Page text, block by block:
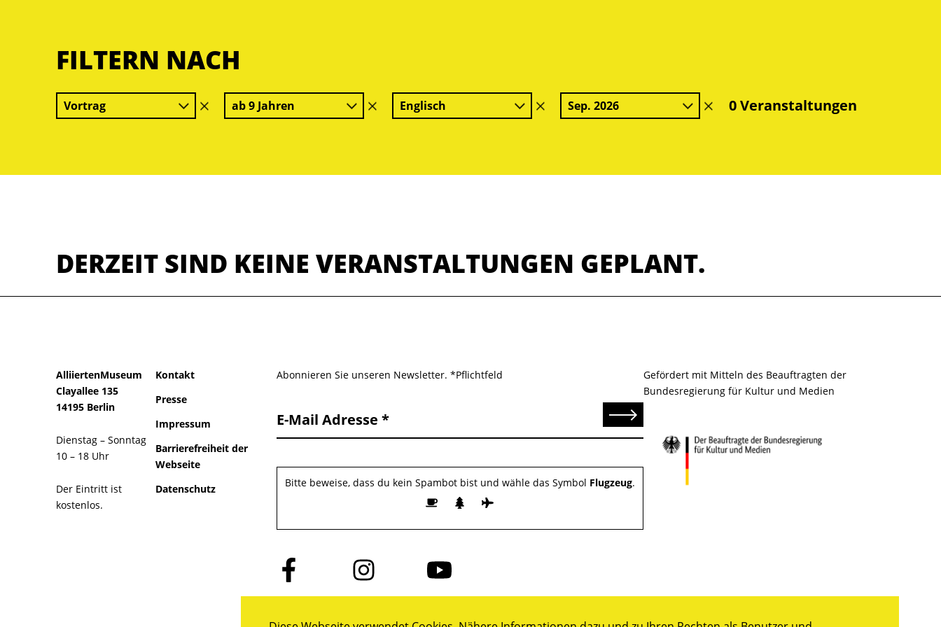
FILTERN NACH
Vortrag
Filter
löschen
ab 9 Jahren
Filter
löschen
Englisch
Filter
löschen
Sep. 2026
Filter0 Veranstaltungen
DERZEIT SIND KEINE VERANSTALTUNGEN GEPLANT.
AlliiertenMuseum
Clayallee 135
14195 Berlin
Dienstag – Sonntag
10 – 18 Uhr
Der Eintritt ist
kostenlos.
Kontakt
Presse
Impressum
Barrierefreiheit der
Webseite
Datenschutz
Abonnieren Sie unseren Newsletter. *Pflichtfeld
E-Mail Adresse Senden
Bitte beweise, dass du kein Spambot bist und wähle das Symbol Flugzeug.
Folge
uns
auf
Folge
uns
auf
Folge
uns
auf
Gefördert mit Mitteln des Beauftragten der
Bundesregierung für Kultur und Medien